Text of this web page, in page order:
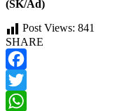
(SK/Ad)
Post Views: 841
SHARE
Facebook
Twitter